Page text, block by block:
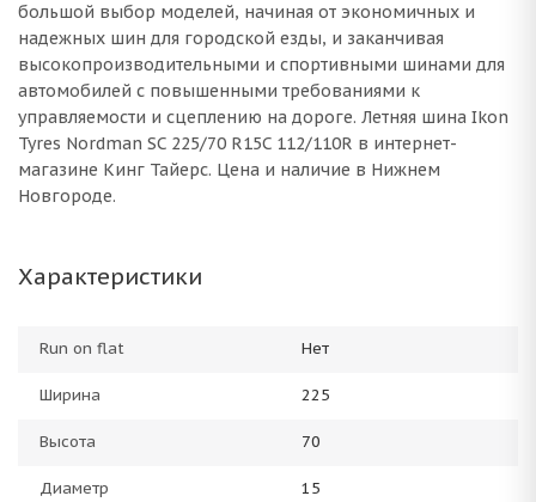
большой выбор моделей, начиная от экономичных и
надежных шин для городской езды, и заканчивая
высокопроизводительными и спортивными шинами для
автомобилей с повышенными требованиями к
управляемости и сцеплению на дороге. Летняя шина Ikon
Tyres Nordman SC 225/70 R15C 112/110R в интернет-
магазине Кинг Тайерс. Цена и наличие в Нижнем
Новгороде.
Характеристики
Run on flat Нет
Ширина 225
Высота 70
Диаметр 15